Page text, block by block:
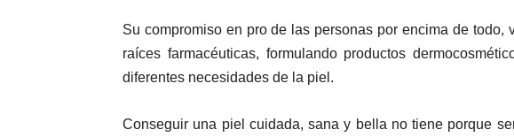
Su compromiso en pro de las personas por encima de todo,
raíces farmacéuticas, formulando productos
diferentes necesidades de la piel.
Conseguir una piel cuidada, sana y bella no tiene porque